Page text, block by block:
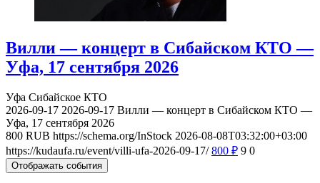
Вилли — концерт в Сибайском КТО —
Уфа, 17 сентября 2026
Уфа Сибайское КТО
2026-09-17 2026-09-17 Вилли — концерт в Сибайском КТО —
Уфа, 17 сентября 2026
800 RUB https://schema.org/InStock 2026-08-08T03:32:00+03:00
https://kudaufa.ru/event/villi-ufa-2026-09-17/ 800 ₽ 9 0
Отображать события